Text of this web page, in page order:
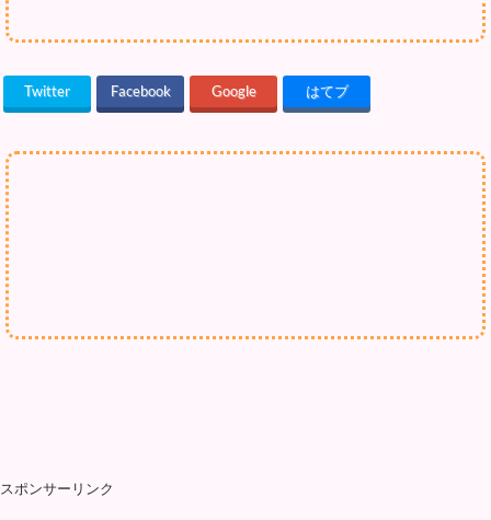
Twitter Facebook Google はてブ
スポンサーリンク